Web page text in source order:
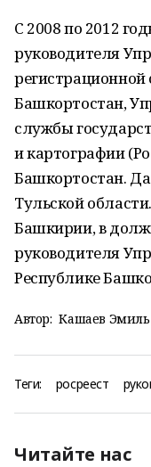
С 2008 по 2012
руководителя
Башкортостан,
службы
и картографии
Башкортостан.
Тульской
Башкирии, в
руководителя
Республике
Автор: Кашаев
Теги: росреест
Читайте нас